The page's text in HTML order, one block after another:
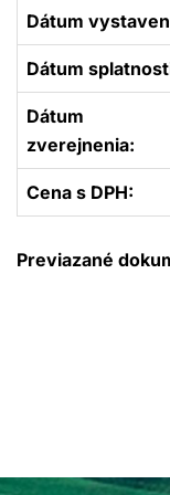
Dátum
Dátum
Dátum
zverejnenia:
Cena s DPH:
Previazané